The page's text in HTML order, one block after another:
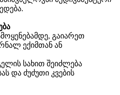
გაიარეთ
ექიმთან ან
სახით შეიძლება
და ძუძუთი კვების